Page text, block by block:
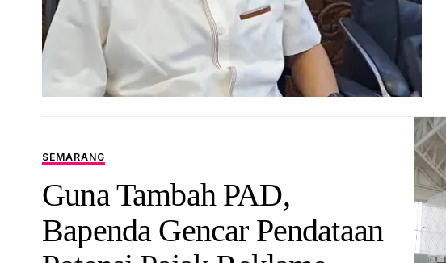
SEMARANG
Guna Tambah PAD,
Bapenda Gencar Pendataan